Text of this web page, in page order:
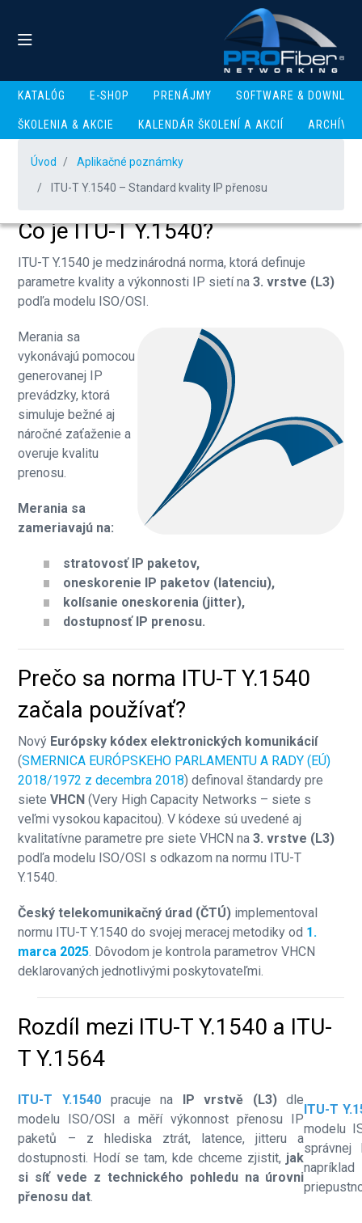
KATALÓG E-SHOP PRENÁJMY SOFTWARE &
ŠKOLENIA & AKCIE KALENDÁR ŠKOLENÍ A AKCIÍ ARCHÍV
Úvod
Aplikačné poznámky
ITU-T Y.1540 – Standard kvality IP přenosu
ITU-T Y.1540 – Standard
kvality IP přenosu
Co je ITU-T Y.1540?
ITU-T Y.1540 je medzinárodná norma, ktorá definuje
parametre kvality a výkonnosti IP sietí na3. vrstve (L3)
podľa modelu ISO/OSI.
Merania sa
vykonávajú pomocou
generovanej IP
prevádzky, ktorá
simuluje bežné aj
náročné zaťaženie a
overuje kvalitu
prenosu.
Merania sa
zameriavajú na:
stratovosť IP paketov,
oneskorenie IP paketov (latenciu),
kolísanie oneskorenia (jitter),
dostupnosť IP prenosu.
Prečo sa norma ITU-T Y.1540
začala používať?
Nový Európsky kódex elektronických komunikácií
(SMERNICA EURÓPSKEHO PARLAMENTU A RADY (EÚ)
2018/1972 z decembra 2018) definoval štandardy pre
sieteVHCN (Very High Capacity Networks – siete s
veľmi vysokou kapacitou). V kódexe sú uvedené aj
kvalitatívne parametre pre siete VHCN na3. vrstve (L3)
podľa modelu ISO/OSI s odkazom na normu ITU-T
Y.1540.
Český telekomunikačný úrad (ČTÚ) implementoval
normu ITU-T Y.1540 do svojej meracej metodiky od 1.
marca 2025 . Dôvodom je kontrola parametrov VHCN
deklarovaných jednotlivými poskytovateľmi.
Rozdíl mezi ITU-T Y.1540 a ITU-
T Y.1564
ITU-T Y.1540pracuje na IP vrstvě (L3)dle
modelu ISO/OSI a měří výkonnost přenosu IP
paketů – z hlediska ztrát, latence, jitteru a
dostupnosti. Hodí se tam, kde chceme zjistit, jak
si síť vede z technického pohledu na úrovni
přenosu dat
ITU-T
modelu